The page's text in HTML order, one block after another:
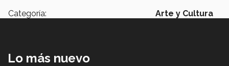
Categoría: Arte y Cultura
Lo más nuevo